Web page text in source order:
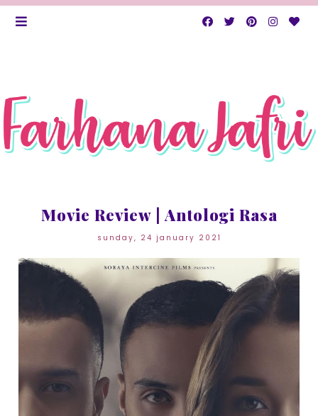
Movie Review | Antologi Rasa
sunday, 24 january 2021